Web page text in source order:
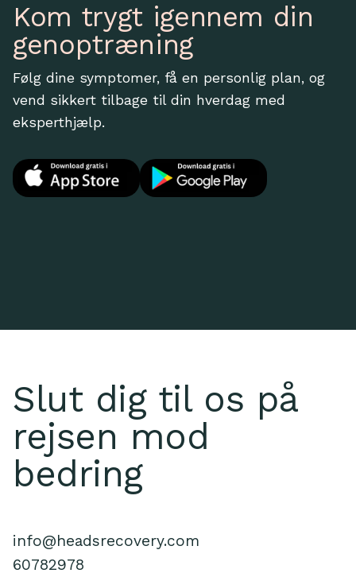
Kom trygt igennem din
genoptræning
Følg dine symptomer, få en personlig plan, og
vend sikkert tilbage til din hverdag med
eksperthjælp.
Slut dig til os på
rejsen mod
bedring
info@headsrecovery.com
60782978